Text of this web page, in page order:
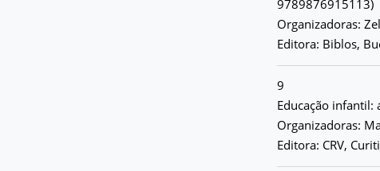
9789876915113)
Organizadoras:
Editora: Biblos,
9
Educação infantil:
Organizadoras:
Editora: CRV,